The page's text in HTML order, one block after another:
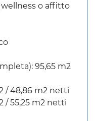
o affitto
95,65 m2
/ 48,86 m2 netti
/ 55,25 m2 netti